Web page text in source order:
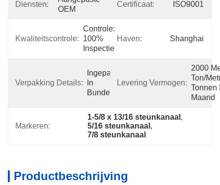
Diensten:
OEM
Certificaat: ISO9001
Kwaliteitscontrole:
Controle:
100%
Inspectie
Haven: Shanghai
Verpakking Details:
Ingepakt
In
Bundels
Levering Vermogen:
2000
Ton/
Tonnen
Maand
Markeren:
1-5/8 x 13/16 steunkanaal ,
5/16 steunkanaal ,
7/8 steunkanaal
Productbeschrijving